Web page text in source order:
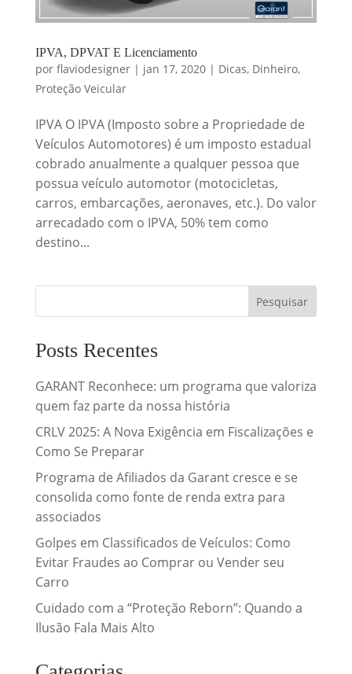
IPVA, DPVAT E Licenciamento
por flaviodesigner| jan 17, 2020| Dicas, Dinheiro,
Proteção Veicular
IPVA O IPVA (Imposto sobre a Propriedade de
Veículos Automotores) é um imposto estadual
cobrado anualmente a qualquer pessoa que
possua veículo automotor (motocicletas,
carros, embarcações, aeronaves, etc.). Do valor
arrecadado com o IPVA, 50% tem como
destino...
Posts Recentes
GARANT Reconhece: um programa que valoriza
quem faz parte da nossa história
CRLV 2025: A Nova Exigência em Fiscalizações e
Como Se Preparar
Programa de Afiliados da Garant cresce e se
consolida como fonte de renda extra para
associados
Golpes em Classificados de Veículos: Como
Evitar Fraudes ao Comprar ou Vender seu
Carro
Cuidado com a “Proteção Reborn”: Quando a
Ilusão Fala Mais Alto